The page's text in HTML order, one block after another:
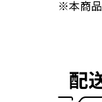
※本商品
配